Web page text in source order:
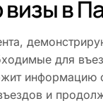
в
для
информацию
и